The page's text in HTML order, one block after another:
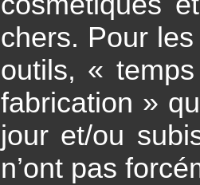
chers. Pour
outils, «
fabrication »
jour et/ou
n’ont pas